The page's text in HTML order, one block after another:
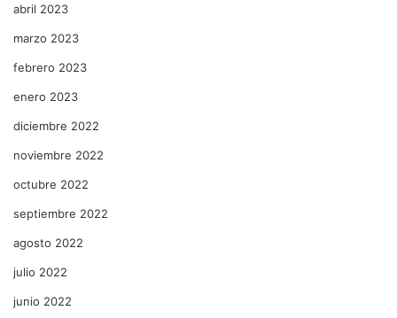
abril 2023
marzo 2023
febrero 2023
enero 2023
diciembre 2022
noviembre 2022
octubre 2022
septiembre 2022
agosto 2022
julio 2022
junio 2022